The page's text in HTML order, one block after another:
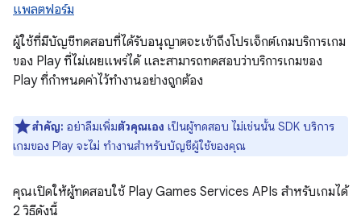
แพลตฟอร์ม
ผู้ใช้ที่มีบัญชีทดสอบที่ได้รับอนุญาตจะเข้าถึงโปรเจ็กต์เกมบริการเกม
ของ Play ที่ไม่เผยแพร่ได้ และสามารถทดสอบว่าบริการเกมของ
Play ที่กำหนดค่าไว้ทำงานอย่างถูกต้อง
สำคัญ: อย่าลืมเพิ่มตัวคุณเอง เป็นผู้ทดสอบ ไม่เช่นนั้น SDK บริการ
เกมของ Play จะไม่ ทำงานสำหรับบัญชีผู้ใช้ของคุณ
คุณเปิดให้ผู้ทดสอบใช้ Play Games Services APIs สำหรับเกมได้
2 วิธีดังนี้